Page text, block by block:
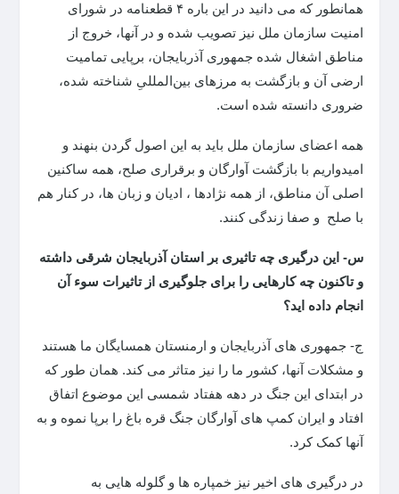
همانطور که می دانید در این باره ۴ قطعنامه در شورای
امنیت سازمان ملل نیز تصویب شده و در آنها، خروج از
مناطق اشغال شده جمهوری آذربایجان، برپایی تمامیت
ارضی آن و بازگشت به مرزهای بین‌المللیِ شناخته شده،
ضروری دانسته شده است.
همه اعضای سازمان ملل باید به این اصول گردن بنهند و
امیدواریم با بازگشت آوارگان و برقراری صلح، همه ساکنین
اصلی آن مناطق، از همه نژادها ، ادیان و زبان ها، در کنار هم
با صلح و صفا زندگی کنند.
س- این درگیری چه تاثیری بر استان آذربایجان شرقی داشته
و تاکنون چه کارهایی را برای جلوگیری از تاثیرات سوء آن
انجام داده اید؟
ج- جمهوری های آذربایجان و ارمنستان همسایگان ما هستند
و مشکلات آنها، کشور ما را نیز متاثر می کند. همان طور که
در ابتدای این جنگ در دهه هفتاد شمسی این موضوع اتفاق
افتاد و ایران کمپ های آوارگان جنگ قره باغ را برپا نموه و به
آنها کمک کرد.
در درگیری های اخیر نیز خمپاره ها و گلوله هایی به